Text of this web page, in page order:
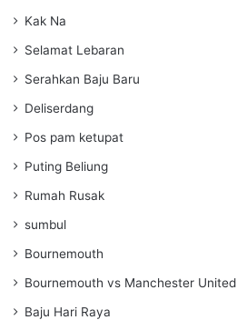
Kak Na
Selamat Lebaran
Serahkan Baju Baru
Deliserdang
Pos pam ketupat
Puting Beliung
Rumah Rusak
sumbul
Bournemouth
Bournemouth vs Manchester United
Baju Hari Raya